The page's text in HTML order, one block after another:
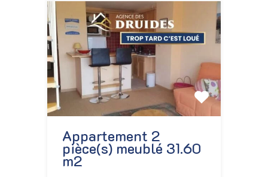
Appartement 2
pièce(s) meublé 31.60
m2